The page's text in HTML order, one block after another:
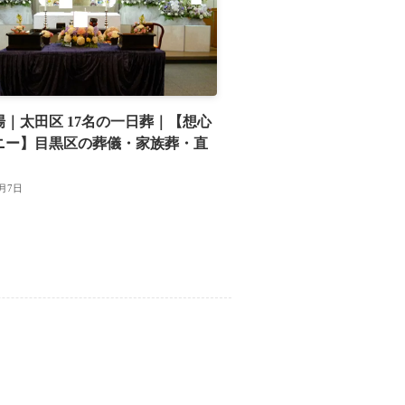
｜太田区 17名の一日葬｜【想心
ー】目黒区の葬儀・家族葬・直
7日